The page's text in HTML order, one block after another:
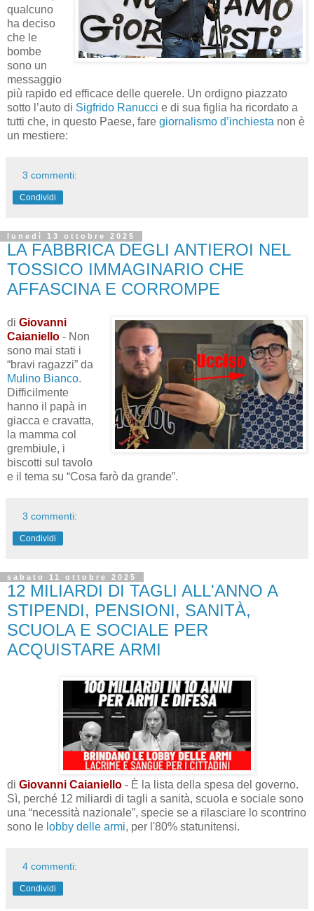
qualcuno
ha deciso
che le
bombe
sono un
messaggio
più rapido ed efficace delle querele. Un ordigno piazzato
sotto l’auto di Sigfrido Ranucci e di sua figlia ha ricordato a
tutti che, in questo Paese, fare giornalismo d’inchiesta non è
un mestiere:
3 commenti:
Condividi
lunedì 13 ottobre 2025
LA FABBRICA DEGLI ANTIEROI NEL
TOSSICO IMMAGINARIO CHE
AFFASCINA E CORROMPE
di Giovanni
Caianiello - Non
sono mai stati i
“bravi ragazzi” da
Mulino Bianco.
Difficilmente
hanno il papà in
giacca e cravatta,
la mamma col
grembiule, i
biscotti sul tavolo
e il tema su “Cosa farò da grande”.
3 commenti:
Condividi
sabato 11 ottobre 2025
12 MILIARDI DI TAGLI ALL'ANNO A
STIPENDI, PENSIONI, SANITÀ,
SCUOLA E SOCIALE PER
ACQUISTARE ARMI
di Giovanni Caianiello - È la lista della spesa del governo.
Sì, perché 12 miliardi di tagli a sanità, scuola e sociale sono
una “necessità nazionale”, specie se a rilasciare lo scontrino
sono le lobby delle armi, per l'80% statunitensi.
4 commenti:
Condividi